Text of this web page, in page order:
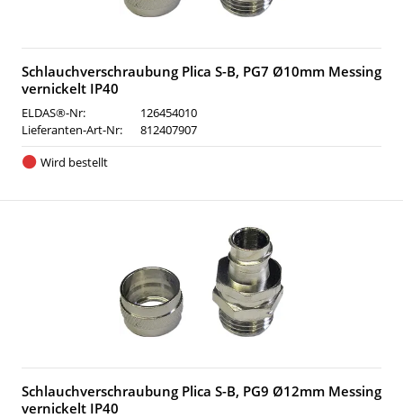
Schlauchverschraubung Plica S-B, PG7 Ø10mm Messing
vernickelt IP40
ELDAS®-Nr:
126454010
Lieferanten-Art-Nr:
812407907
Wird bestellt
Schlauchverschraubung Plica S-B, PG9 Ø12mm Messing
vernickelt IP40